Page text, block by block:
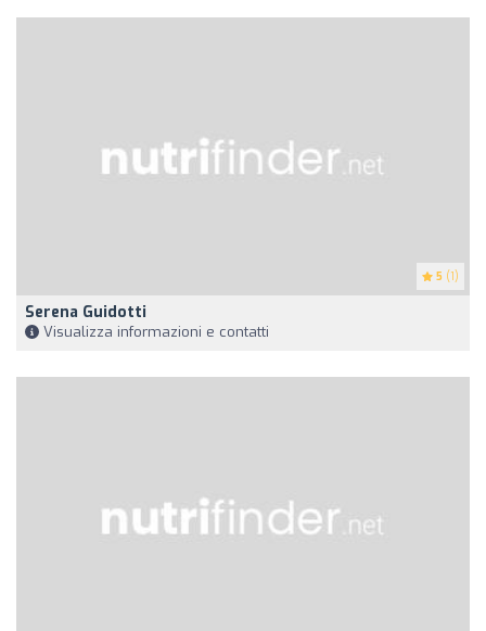
5 (1)
Serena Guidotti
Visualizza informazioni e contatti